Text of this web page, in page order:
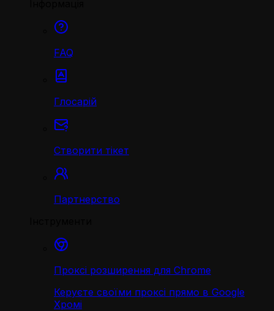
FAQ
Глосарій
Створити тікет
Партнерство
Проксі розширення для Chrome
Керуєте своїми проксі прямо в Google
Хромі